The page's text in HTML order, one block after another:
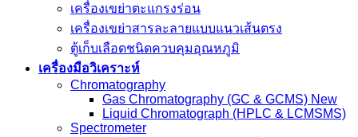
เครื่องเขย่าตะแกรงร่อน
เครื่องเขย่าสารละลายแบบแนวเส้นตรง
ตู้เก็บเลือดชนิดควบคุมอุณหภูมิ
เครื่องมือวิเคราะห์
Chromatography
Gas Chromatography (GC & GCMS) New
Liquid Chromatograph (HPLC & LCMSMS)
Spectrometer